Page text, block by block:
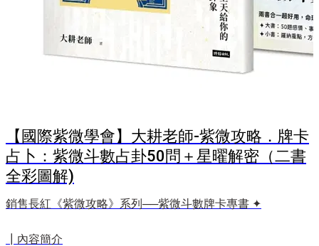
【國際紫微學會】大耕老師-紫微攻略．牌卡
占卜：紫微斗數占卦50問＋星曜解密（二書
全彩圖解)
銷售長紅《紫微攻略》系列──紫微斗數牌卡專書 ✦
┃內容簡介